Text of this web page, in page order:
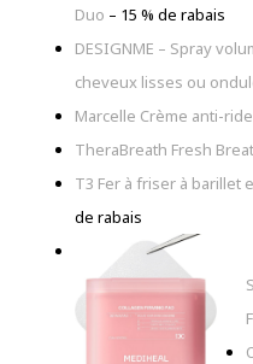
Duo – 15 % de rabais
DESIGNME – Spray
cheveux lisses ou
Marcelle Crème anti-
TheraBreath Fresh
T3 Fer à friser à barillet
de rabais